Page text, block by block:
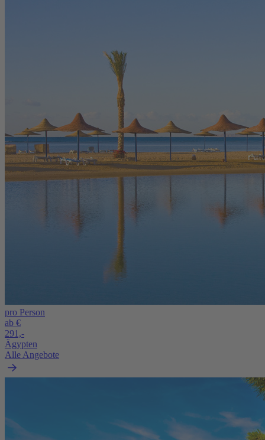
pro Person
ab €
291,-
Ägypten
Alle Angebote